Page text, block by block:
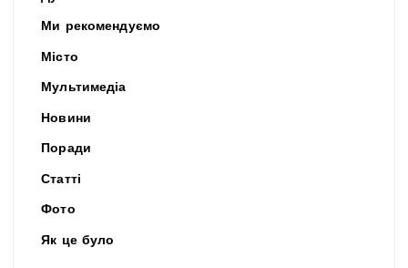
Ми рекомендуємо
Місто
Мультимедіа
Новини
Поради
Статті
Фото
Як це було